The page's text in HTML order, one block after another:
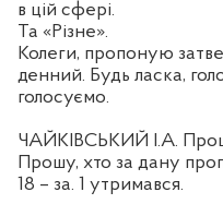
в цій сфері.
Та «Різне».
Колеги, пропоную
денний. Будь ласка,
голосуємо.
ЧАЙКІВСЬКИЙ І.А.
Прошу, хто за дану
18 – за. 1 утримався.